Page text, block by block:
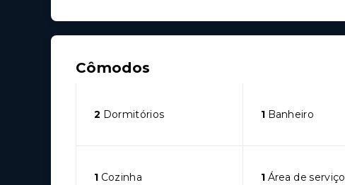
Cômodos
2 Dormitórios 1Banheiro
1 Cozinha 1Área de serviço